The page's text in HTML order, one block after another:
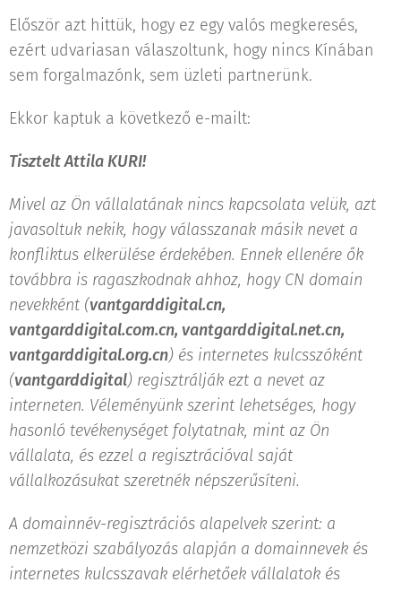
Először azt hittük, hogy ez egy valós megkeresés,
ezért udvariasan válaszoltunk, hogy nincs Kínában
sem forgalmazónk, sem üzleti partnerünk.
Ekkor kaptuk a következő e-mailt:
Tisztelt Attila KURI!
Mivel az Ön vállalatának nincs kapcsolata velük, azt
javasoltuk nekik, hogy válasszanak másik nevet a
konfliktus elkerülése érdekében. Ennek ellenére ők
továbbra is ragaszkodnak ahhoz, hogy CN domain
nevekként (vantgarddigital.cn,
vantgarddigital.com.cn, vantgarddigital.net.cn,
vantgarddigital.org.cn) és internetes kulcsszóként
(vantgarddigital) regisztrálják ezt a nevet az
interneten. Véleményünk szerint lehetséges, hogy
hasonló tevékenységet folytatnak, mint az Ön
vállalata, és ezzel a regisztrációval saját
vállalkozásukat szeretnék népszerűsíteni.
A domainnév-regisztrációs alapelvek szerint: a
nemzetközi szabályozás alapján a domainnevek és
internetes kulcsszavak elérhetőek vállalatok és